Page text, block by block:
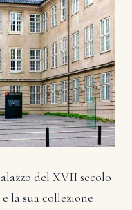
del XVII secolo
la sua collezione